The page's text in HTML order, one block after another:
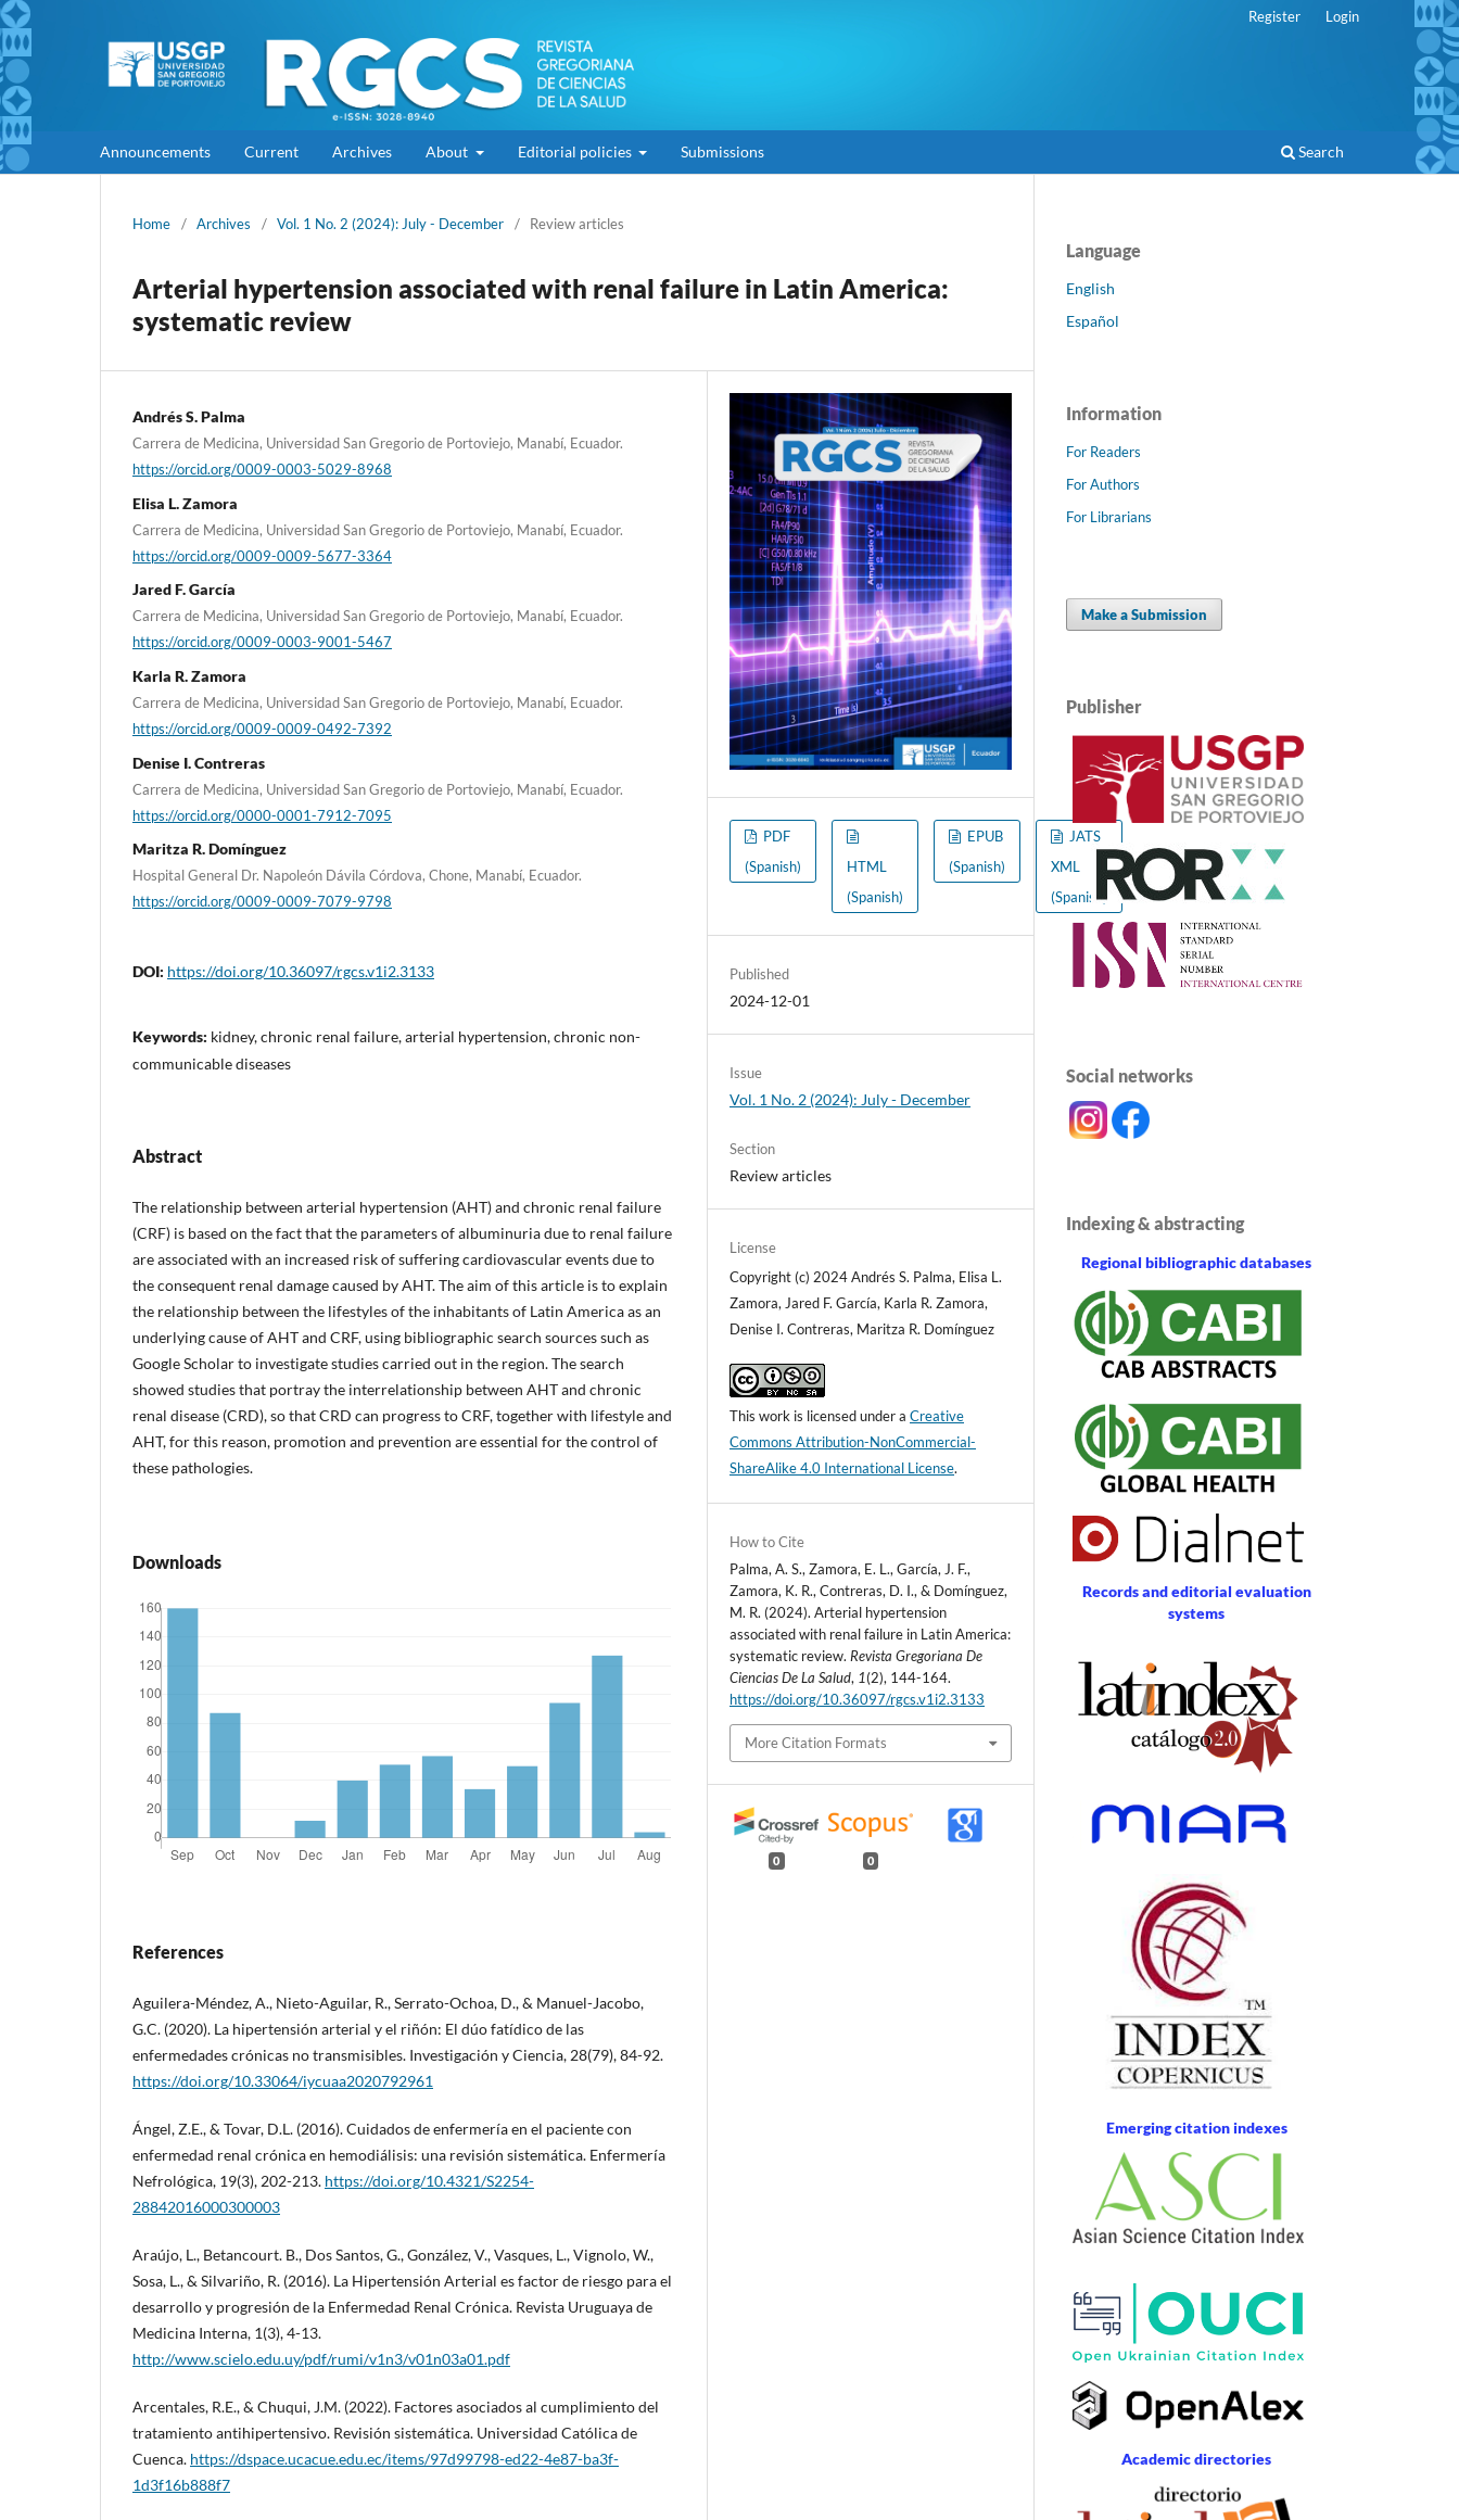
Announcements Current Archives About Editorial policies Submissions Search
Register Login
Home / Archives / Vol. 1 No. 2 (2024): July - December / Review articles
Arterial hypertension associated with renal failure in Latin America:
systematic review
Andrés S. Palma
Carrera de Medicina, Universidad San Gregorio de Portoviejo, Manabí, Ecuador.
https://orcid.org/0009-0003-5029-8968
Elisa L. Zamora
Carrera de Medicina, Universidad San Gregorio de Portoviejo, Manabí, Ecuador.
https://orcid.org/0009-0009-5677-3364
Jared F. García
Carrera de Medicina, Universidad San Gregorio de Portoviejo, Manabí, Ecuador.
https://orcid.org/0009-0003-9001-5467
Karla R. Zamora
Carrera de Medicina, Universidad San Gregorio de Portoviejo, Manabí, Ecuador.
https://orcid.org/0009-0009-0492-7392
Denise I. Contreras
Carrera de Medicina, Universidad San Gregorio de Portoviejo, Manabí, Ecuador.
https://orcid.org/0000-0001-7912-7095
Maritza R. Domínguez
Hospital General Dr. Napoleón Dávila Córdova, Chone, Manabí, Ecuador.
https://orcid.org/0009-0009-7079-9798
DOI: https://doi.org/10.36097/rgcs.v1i2.3133
Keywords: kidney, chronic renal failure, arterial hypertension, chronic non-
communicable diseases
Abstract
The relationship between arterial hypertension (AHT) and chronic renal failure
(CRF) is based on the fact that the parameters of albuminuria due to renal failure
are associated with an increased risk of suffering cardiovascular events due to
the consequent renal damage caused by AHT. The aim of this article is to explain
the relationship between the lifestyles of the inhabitants of Latin America as an
underlying cause of AHT and CRF, using bibliographic search sources such as
Google Scholar to investigate studies carried out in the region. The search
showed studies that portray the interrelationship between AHT and chronic
renal disease (CRD), so that CRD can progress to CRF, together with lifestyle and
AHT, for this reason, promotion and prevention are essential for the control of
these pathologies.
Downloads
References
Aguilera-Méndez, A., Nieto-Aguilar, R., Serrato-Ochoa, D., & Manuel-Jacobo,
G.C. (2020). La hipertensión arterial y el riñón: El dúo fatídico de las
enfermedades crónicas no transmisibles. Investigación y Ciencia, 28(79), 84-92.
https://doi.org/10.33064/iycuaa2020792961
Ángel, Z.E., & Tovar, D.L. (2016). Cuidados de enfermería en el paciente con
enfermedad renal crónica en hemodiálisis: una revisión sistemática. Enfermería
Nefrológica, 19(3), 202-213. https://doi.org/10.4321/S2254-
28842016000300003
Araújo, L., Betancourt. B., Dos Santos, G., González, V., Vasques, L., Vignolo, W.,
Sosa, L., & Silvariño, R. (2016). La Hipertensión Arterial es factor de riesgo para el
desarrollo y progresión de la Enfermedad Renal Crónica. Revista Uruguaya de
Medicina Interna, 1(3), 4-13.
http://www.scielo.edu.uy/pdf/rumi/v1n3/v01n03a01.pdf
Arcentales, R.E., & Chuqui, J.M. (2022). Factores asociados al cumplimiento del
tratamiento antihipertensivo. Revisión sistemática. Universidad Católica de
Cuenca. https://dspace.ucacue.edu.ec/items/97d99798-ed22-4e87-ba3f-
1d3f16b888f7
PDF
(Spanish)
HTML
(Spanish)
EPUB
(Spanish)
JATS
XML
(Spanish)
Published
2024-12-01
Issue
Vol. 1 No. 2 (2024): July - December
Section
Review articles
License
Copyright (c) 2024 Andrés S. Palma, Elisa L.
Zamora, Jared F. García, Karla R. Zamora,
Denise I. Contreras, Maritza R. Domínguez
This work is licensed under aCreative
Commons Attribution-NonCommercial-
ShareAlike 4.0 International License.
How to Cite
Palma, A. S., Zamora, E. L., García, J. F.,
Zamora, K. R., Contreras, D. I., & Domínguez,
M. R. (2024). Arterial hypertension
associated with renal failure in Latin America:
systematic review. Revista Gregoriana De
Ciencias De La Salud, 1(2), 144-164.
https://doi.org/10.36097/rgcs.v1i2.3133
More Citation Formats
0 0
Language
English
Español
Information
For Readers
For Authors
For Librarians
Make a Submission
Publisher
Social networks
Indexing & abstracting
Regional bibliographic databases
Records and editorial evaluation
systems
Emerging citation indexes
Academic directories